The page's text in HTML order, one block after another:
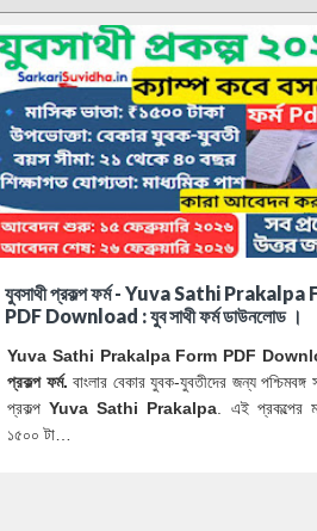
যুবসাথী প্রকল্প ফর্ম - Yuva Sathi Prakalpa
PDF Download : যুব সাথী ফর্ম ডাউনলোড ।
Yuva Sathi Prakalpa Form PDF
প্রকল্প ফর্ম. বাংলার বেকার যুবক-যুবতীদের জন্য পশ্চিমবঙ্গ
প্রকল্পYuva Sathi Prakalpa . এই প্রকল্পের
১৫০০ টা…